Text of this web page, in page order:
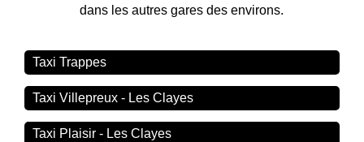
dans les autres gares des environs.
Taxi Trappes
Taxi Villepreux - Les Clayes
Taxi Plaisir - Les Clayes